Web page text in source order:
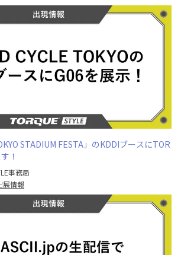
STADIUM FESTA」のKDDIブースにTOR
！
事務局
展情報